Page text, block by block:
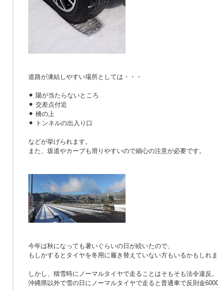
道路が凍結しやすい場所としては・・・
⚫︎ 陽が当たらないところ
⚫︎ 交差点付近
⚫︎ 橋の上
⚫︎ トンネルの出入り口
などが挙げられます。
また、坂道やカーブも滑りやすいので細心の注意が必要です。
今年は秋になっても暑いぐらいの日が続いたので、
もしかするとタイヤを冬用に履き替えていない方もいるかもしれ
しかし、積雪時にノーマルタイヤで走ることはそもそも法令違反。
沖縄県以外で雪の日にノーマルタイヤで走ると普通車で反則金